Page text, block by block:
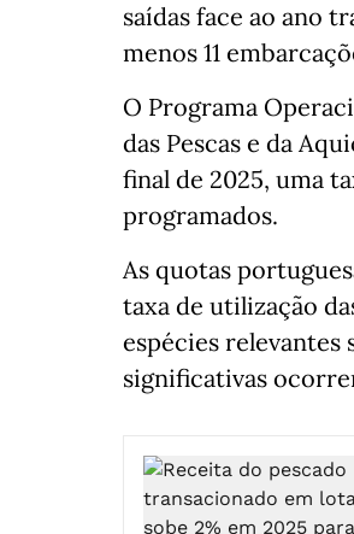
saídas face ao ano
menos 11
O Programa
das Pescas e da
final de 2025, uma
programados.
As quotas
taxa de utilização
espécies relevantes
significativas